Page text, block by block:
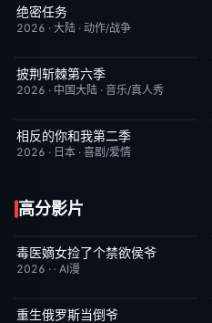
今日更新
绝密任务
2026 · 大陆 · 动作/战争
今日更新
披荆斩棘第六季
2026 · 中国大陆 · 音乐/真人秀
更新至第06集
相反的你和我第二季
2026 · 日本 · 喜剧/爱情
高分影片
完结
毒医嫡女捡了个禁欲侯爷
2026 · · AI漫
完结
重生俄罗斯当倒爷